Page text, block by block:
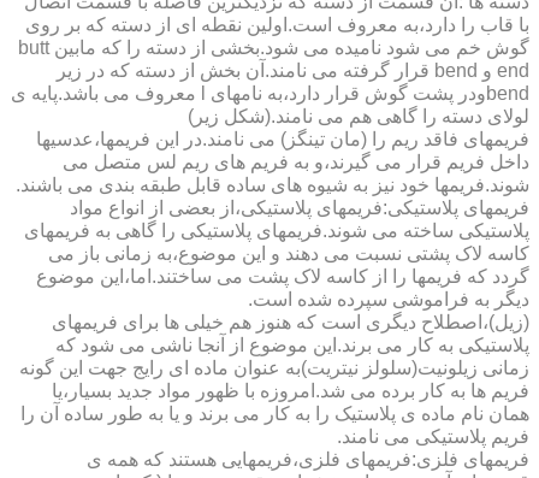
با قاب را دارد،به معروف است.اولین نقطه ای از دسته که بر روی
گوش خم می شود نامیده می شود.بخشی از دسته را که مابین butt
end و bend قرار گرفته می نامند.آن بخش از دسته که در زیر
bendودر پشت گوش قرار دارد،به نامهای l معروف می باشد.پایه ی
لولای دسته را گاهی هم می نامند.(شکل زیر)
فریمهای فاقد ریم را (مان تینگز) می نامند.در این فریمها،عدسیها
داخل فریم قرار می گیرند،و به فریم های ریم لس متصل می
شوند.فریمها خود نیز به شیوه های ساده قابل طبقه بندی می باشند.
فریمهای پلاستیکی:فریمهای پلاستیکی،از بعضی از انواع مواد
پلاستیکی ساخته می شوند.فریمهای پلاستیکی را گاهی به فریمهای
کاسه لاک پشتی نسبت می دهند و این موضوع،به زمانی باز می
گردد که فریمها را از کاسه لاک پشت می ساختند.اما،این موضوع
دیگر به فراموشی سپرده شده است.
(زیل)،اصطلاح دیگری است که هنوز هم خیلی ها برای فریمهای
پلاستیکی به کار می برند.این موضوع از آنجا ناشی می شود که
زمانی زیلونیت(سلولز نیتریت)به عنوان ماده ای رایج جهت این گونه
فریم ها به کار برده می شد.امروزه با ظهور مواد جدید بسیار،یا
همان نام ماده ی پلاستیک را به کار می برند و یا به طور ساده آن را
فریم پلاستیکی می نامند.
فریمهای فلزی:فریمهای فلزی،فریمهایی هستند که همه ی